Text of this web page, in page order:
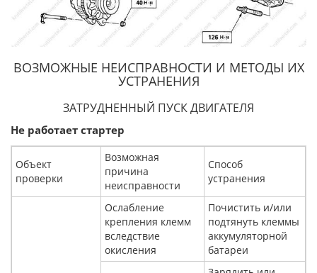
ВОЗМОЖНЫЕ НЕИСПРАВНОСТИ И МЕТОДЫ ИХ
УСТРАНЕНИЯ
ЗАТРУДНЕННЫЙ ПУСК ДВИГАТЕЛЯ
Не работает стартер
Объект
проверки
Возможная
причина
неисправности
Способ
устранения
Ослабление
крепления клемм
вследствие
окисления
Почистить и/или
подтянуть клеммы
аккумуляторной
батареи